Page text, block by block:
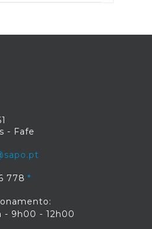
- Fafe
778
- 9h00 - 12h00